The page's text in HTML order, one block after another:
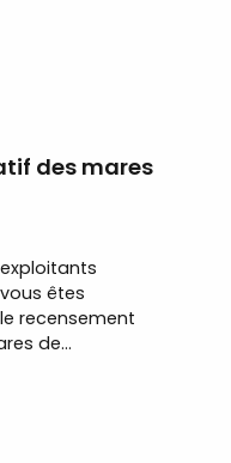
des mares
êtes
recensement
de...